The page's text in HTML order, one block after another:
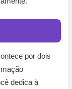
por dois
dedica à